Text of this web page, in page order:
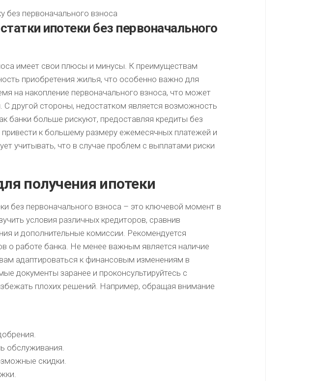
ипотеки без первоначального
имеет свои плюсы и минусы. К преимуществам
приобретения жилья, что особенно важно для
на накопление первоначального взноса, что может
С другой стороны, недостатком является возможность
банки больше рискуют, предоставляя кредиты без
к большему размеру ежемесячных платежей и
учитывать, что в случае проблем с выплатами риски
получения ипотеки
без первоначального взноса – это ключевой момент в
условия различных кредиторов, сравнив
и дополнительные комиссии. Рекомендуется
о работе банка. Не менее важным является наличие
адаптироваться к финансовым изменениям в
документы заранее и проконсультируйтесь с
плохих решений. Например, обращая внимание
обслуживания.
скидки.